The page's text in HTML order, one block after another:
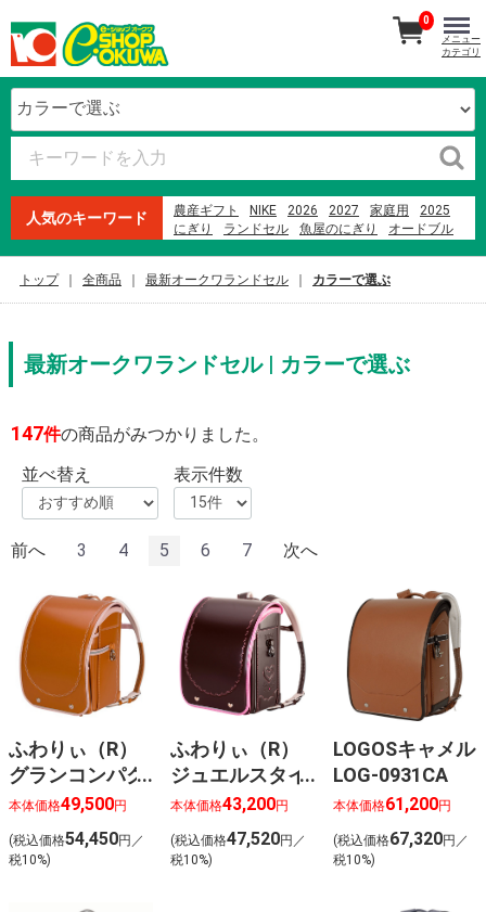
人気のキーワード 農産ギフト NIKE 2026 2027 家庭用
2025
にぎり
ランドセル 魚屋のにぎり
オードブル
メロン
オークワプレミアム
0
メニュー
カテゴリ
トップ 全商品 最新オークワランドセル カラーで選ぶ
最新オークワランドセル | カラーで選ぶ
147件の商品がみつかりました。
並べ替え
表示件数
前へ 3 4 5 6 7 次へ
ふわりぃ（R）
グランコンパク
トキャメル×ピ
ンクベージュ
05-09129
本体価格49,500円
(税込価格54,450円／
税10%)
ふわりぃ（R）
ジュエルスタイ
ルブラウン×パ
ステルピンク
05-95963
本体価格43,200円
(税込価格47,520円／
税10%)
LOGOSキャメル
LOG-0931CA
本体価格61,200円
(税込価格67,320円／
税10%)